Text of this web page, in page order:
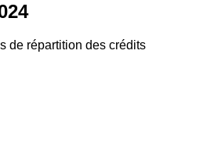
de répartition des crédits